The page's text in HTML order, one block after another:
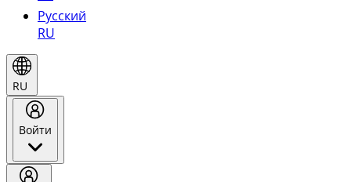
Русский
RU
RU
Войти